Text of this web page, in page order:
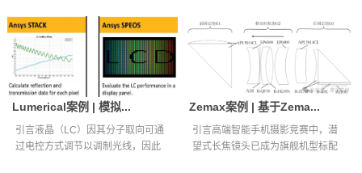
Lumerical案例 | 模拟...
引言液晶（LC）因其分子取向可通
过电控方式调节以调制光线，因此
Zemax案例 | 基于Zema...
引言高端智能手机摄影竞赛中，潜
望式长焦镜头已成为旗舰机型标配